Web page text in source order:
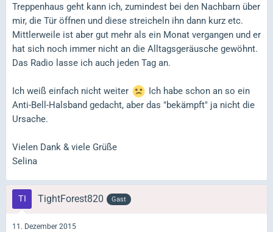
Treppenhaus geht kann ich, zumindest bei den Nachbarn über
mir, die Tür öffnen und diese streicheln ihn dann kurz etc.
Mittlerweile ist aber gut mehr als ein Monat vergangen und er
hat sich noch immer nicht an die Alltagsgeräusche gewöhnt.
Das Radio lasse ich auch jeden Tag an.
Ich weiß einfach nicht weiter
Ich habe schon an so ein
Anti-Bell-Halsband gedacht, aber das "bekämpft" ja nicht die
Ursache.
Vielen Dank & viele Grüße
Selina
TightForest820 Gast
11. Dezember 2015